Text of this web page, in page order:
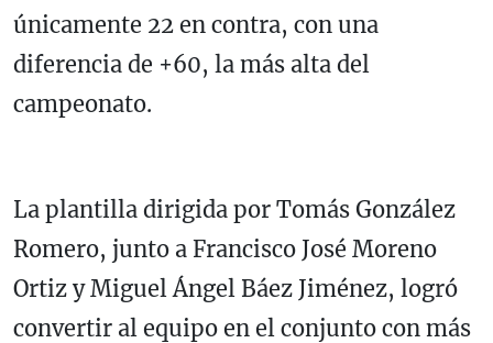
únicamente 22 en contra, con una
diferencia de +60, la más alta del
campeonato.
La plantilla dirigida por Tomás González
Romero, junto a Francisco José Moreno
Ortiz y Miguel Ángel Báez Jiménez, logró
convertir al equipo en el conjunto con más